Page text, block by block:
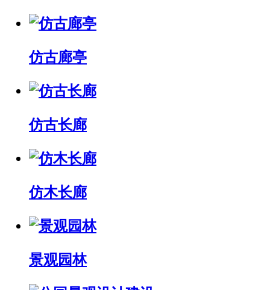
仿古廊亭
仿古长廊
仿木长廊
景观园林